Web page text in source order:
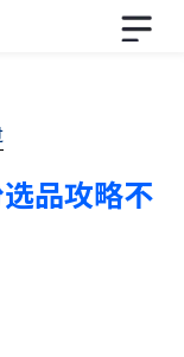
品攻略不